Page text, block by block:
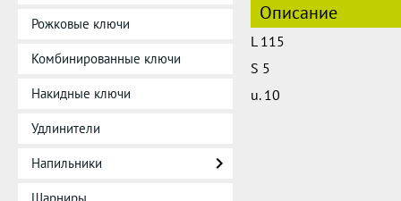
Рожковые ключи
Комбинированные ключи
Накидные ключи
Удлинители
Напильники
Описание
L 115
S 5
u. 10